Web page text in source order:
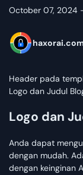
October 07, 2024
Header pada
Logo dan Judul
Logo dan
Anda dapat
dengan mudah.
dengan keinginan